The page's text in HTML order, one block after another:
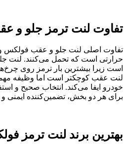
تفاوت لنت ترمز جلو و
تفاوت اصلی لنت جلو و عقب فولکس
حرارتی است که تحمل می‌کنند. لنت
است زیرا بیشترین بار ترمز روی
لنت عقب کوچکتر است اما وظیفه مهمی
خودرو ایفا می‌کند. انتخاب صحیح و
برای هر دو بخش، تضمین‌کننده ایمنی
بهترین برند لنت ترمز